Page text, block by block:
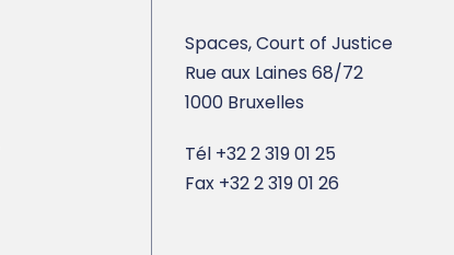
Spaces, Court of Justice
Rue aux Laines 68/72
1000 Bruxelles
Tél +32 2 319 01 25
Fax +32 2 319 01 26